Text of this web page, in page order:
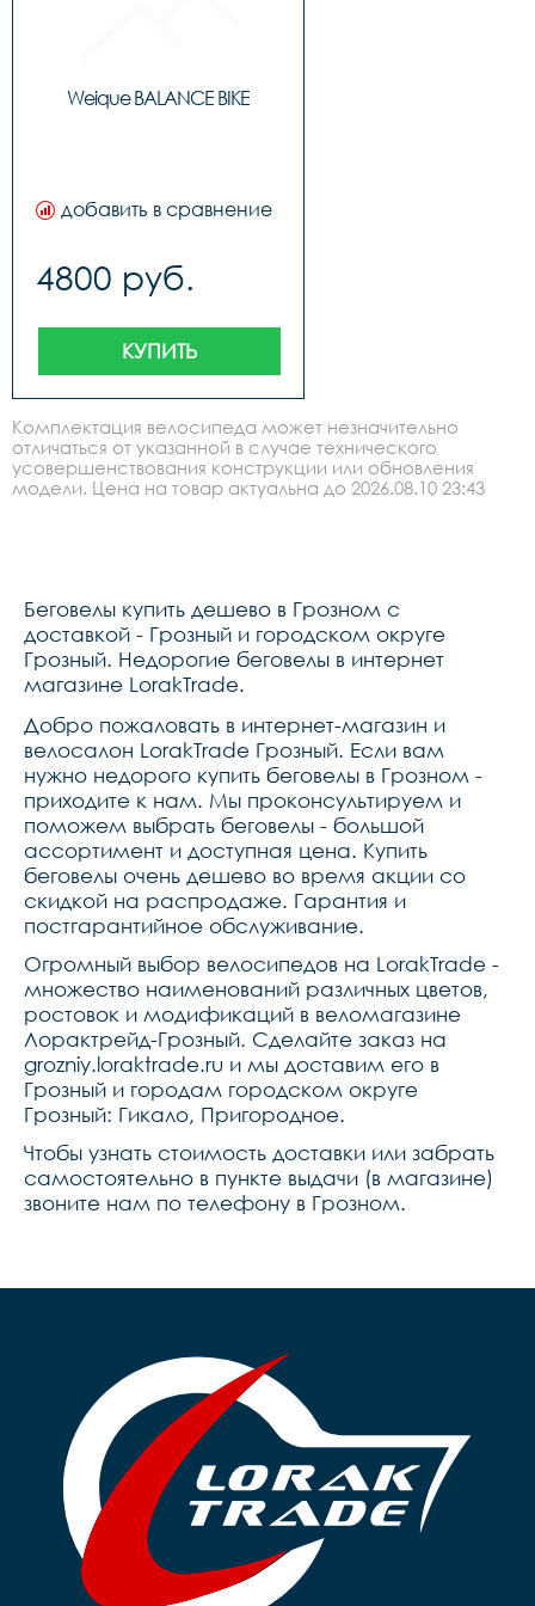
Weique BALANCE BIKE
добавить в сравнение
4800 руб.
КУПИТЬ
Комплектация велосипеда может незначительно
отличаться от указанной в случае технического
усовершенствования конструкции или обновления
модели. Цена на товар актуальна до 2026.08.10 23:43
Беговелы купить дешево в Грозном с
доставкой - Грозный и городском округе
Грозный. Недорогие беговелы в интернет
магазине LorakTrade.
Добро пожаловать в интернет-магазин и
велосалон LorakTrade Грозный. Если вам
нужно недорого купить беговелы в Грозном -
приходите к нам. Мы проконсультируем и
поможем выбрать беговелы - большой
ассортимент и доступная цена. Купить
беговелы очень дешево во время акции со
скидкой на распродаже. Гарантия и
постгарантийное обслуживание.
Огромный выбор велосипедов на LorakTrade -
множество наименований различных цветов,
ростовок и модификаций в веломагазине
Лорактрейд-Грозный. Сделайте заказ на
grozniy.loraktrade.ru и мы доставим его в
Грозный и городам городском округе
Грозный: Гикало, Пригородное.
Чтобы узнать стоимость доставки или забрать
самостоятельно в пункте выдачи (в магазине)
звоните нам по телефону в Грозном.